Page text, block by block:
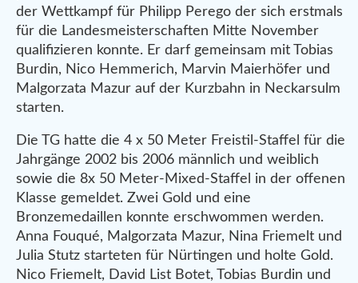
der Wettkampf für Philipp Perego der sich erstmals
für die Landesmeisterschaften Mitte November
qualifizieren konnte. Er darf gemeinsam mit Tobias
Burdin, Nico Hemmerich, Marvin Maierhöfer und
Malgorzata Mazur auf der Kurzbahn in Neckarsulm
starten.
Die TG hatte die 4 x 50 Meter Freistil-Staffel für die
Jahrgänge 2002 bis 2006 männlich und weiblich
sowie die 8x 50 Meter-Mixed-Staffel in der offenen
Klasse gemeldet. Zwei Gold und eine
Bronzemedaillen konnte erschwommen werden.
Anna Fouqué, Malgorzata Mazur, Nina Friemelt und
Julia Stutz starteten für Nürtingen und holte Gold.
Nico Friemelt, David List Botet, Tobias Burdin und